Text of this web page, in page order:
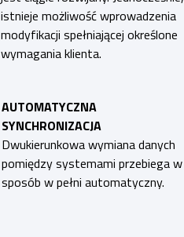
AUTOMATYCZNA
SYNCHRONIZACJA
Dwukierunkowa wymiana danych
pomiędzy systemami przebiega w
sposób w pełni automatyczny.
istnieje możliwość wprowadzenia
modyfikacji spełniającej określone
wymagania klienta.